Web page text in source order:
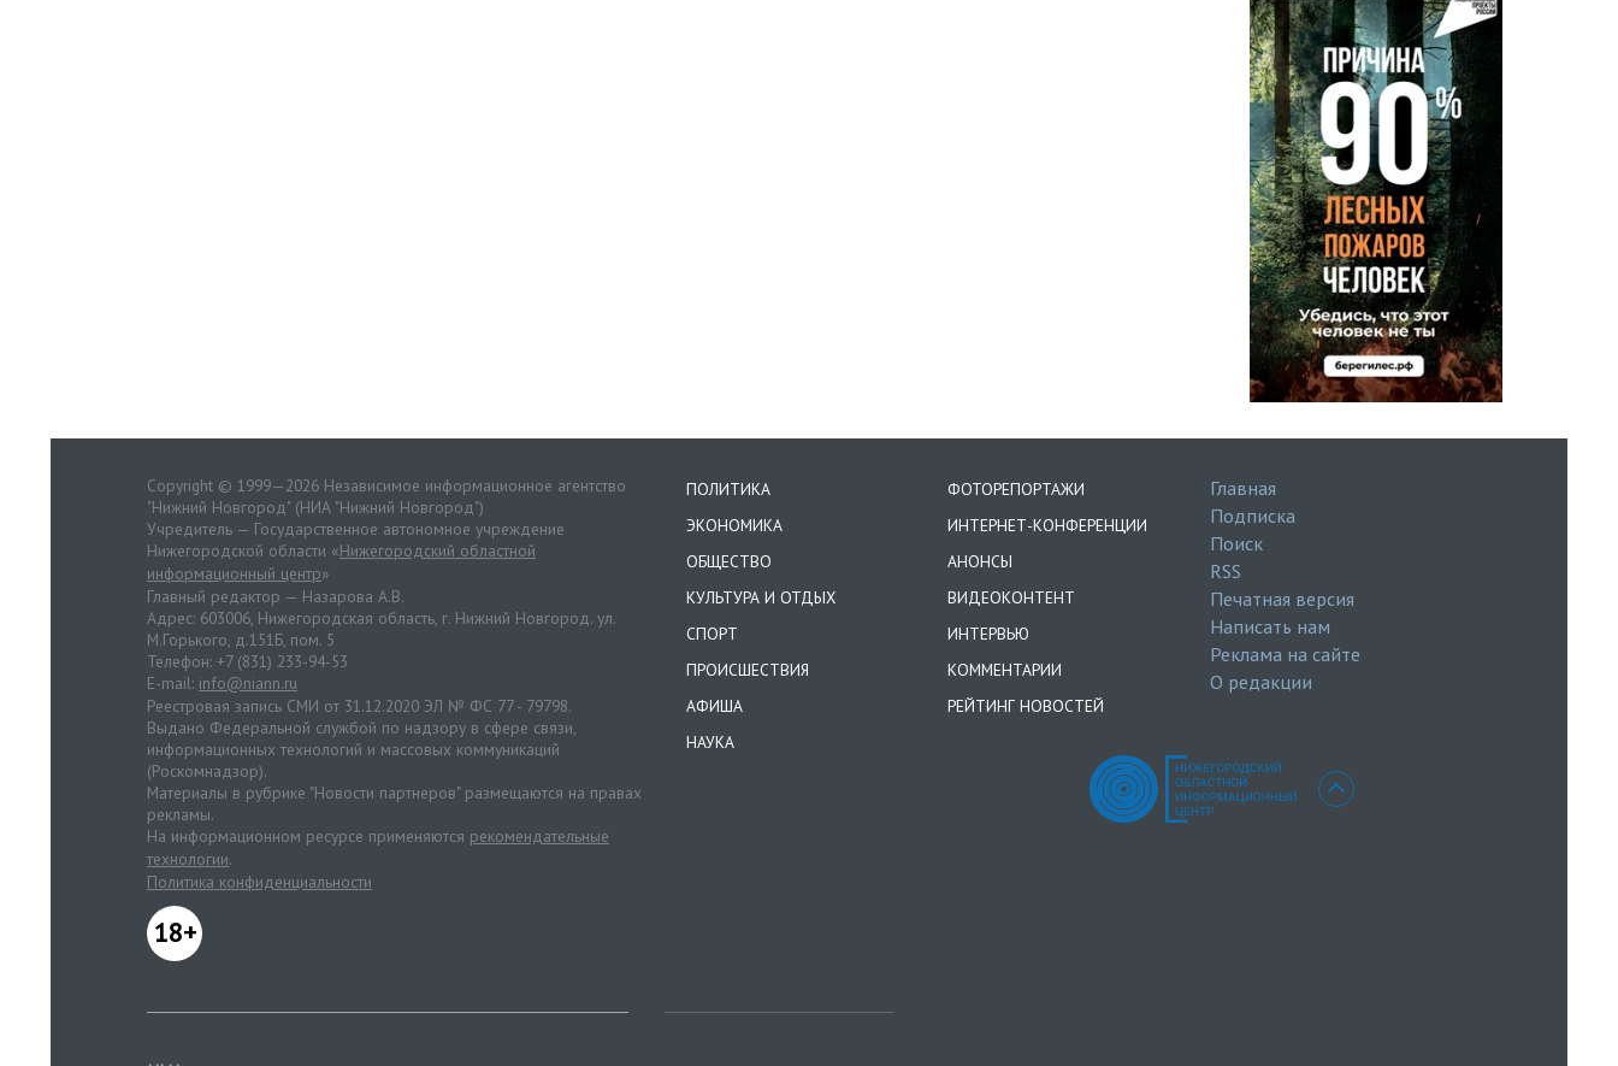
Copyright © 1999—2026 Независимое информационное агентство
"Нижний Новгород" (НИА "Нижний Новгород")
Учредитель — Государственное автономное учреждение
Нижегородской области «Нижегородский областной
информационный центр»
Главный редактор — Назарова А.В.
Адрес: 603006, Нижегородская область, г. Нижний Новгород. ул.
М.Горького, д.151Б, пом. 5
Телефон: +7 (831) 233-94-53
E-mail: info@niann.ru
Реестровая запись СМИ от 31.12.2020 ЭЛ № ФС 77 - 79798.
Выдано Федеральной службой по надзору в сфере связи,
информационных технологий и массовых коммуникаций
(Роскомнадзор).
Материалы в рубрике "Новости партнеров" размещаются на правах
рекламы.
На информационном ресурсе применяются рекомендательные
технологии.
Политика конфиденциальности
18+
ПОЛИТИКА
ЭКОНОМИКА
ОБЩЕСТВО
КУЛЬТУРА И ОТДЫХ
СПОРТ
ПРОИСШЕСТВИЯ
АФИША
НАУКА
ФОТОРЕПОРТАЖИ
ИНТЕРНЕТ-КОНФЕРЕНЦИИ
АНОНСЫ
ВИДЕОКОНТЕНТ
ИНТЕРВЬЮ
КОММЕНТАРИИ
РЕЙТИНГ НОВОСТЕЙ
Главная
Подписка
Поиск
RSS
Печатная версия
Написать нам
Реклама на сайте
О редакции